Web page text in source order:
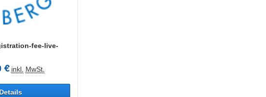
fee-live-
€ inkl. MwSt.
Details